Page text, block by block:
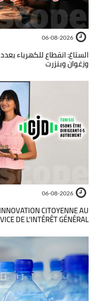
06-08-2026
الستاغ: انقطاع للكهرباء
وزغوان وبنزرت
06-08-2026
CITOYENNE AU
DE L'INTÉRÊT GÉNÉRAL